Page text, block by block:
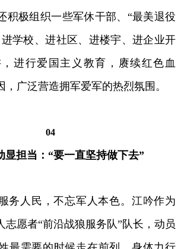
积极组织一些军休干部、“最美退役
学校、进社区、进楼宇、进企业开
进行爱国主义教育，赓续红色血
，广泛营造拥军爱军的热烈氛围。
04
担当： “要一直坚持做下去”
人民，不忘军人本色。江吟作为
志愿者“前沿战狼服务队”队长，动员